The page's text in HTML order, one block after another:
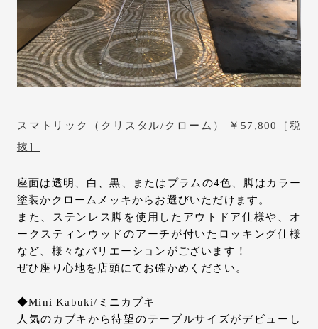
スマトリック（クリスタル/クローム） ￥57,800［税
抜］
座面は透明、白、黒、またはプラムの4色、脚はカラー
塗装かクロームメッキからお選びいただけます。
また、ステンレス脚を使用したアウトドア仕様や、オ
ークスティンウッドのアーチが付いたロッキング仕様
など、様々なバリエーションがございます！
ぜひ座り心地を店頭にてお確かめください。
◆Mini Kabuki/ミニカブキ
人気のカブキから待望のテーブルサイズがデビューし